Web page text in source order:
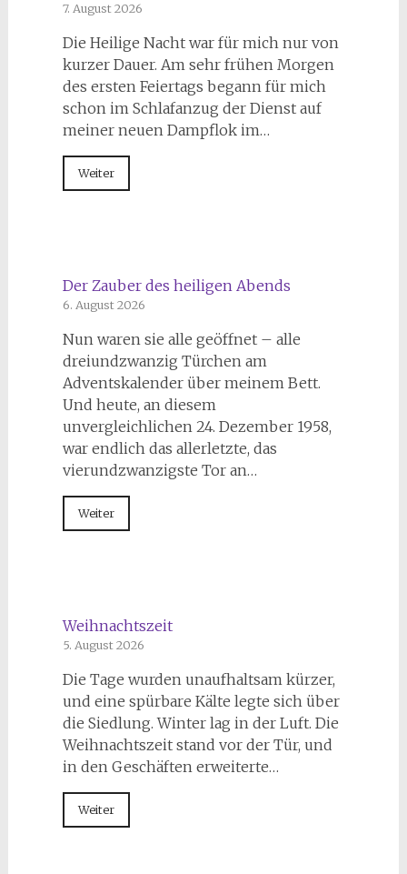
7. August 2026
Die Heilige Nacht war für mich nur von
kurzer Dauer. Am sehr frühen Morgen
des ersten Feiertags begann für mich
schon im Schlafanzug der Dienst auf
meiner neuen Dampflok im…
Weiter
Der Zauber des heiligen Abends
6. August 2026
Nun waren sie alle geöffnet – alle
dreiundzwanzig Türchen am
Adventskalender über meinem Bett.
Und heute, an diesem
unvergleichlichen 24. Dezember 1958,
war endlich das allerletzte, das
vierundzwanzigste Tor an…
Weiter
Weihnachtszeit
5. August 2026
Die Tage wurden unaufhaltsam kürzer,
und eine spürbare Kälte legte sich über
die Siedlung. Winter lag in der Luft. Die
Weihnachtszeit stand vor der Tür, und
in den Geschäften erweiterte…
Weiter